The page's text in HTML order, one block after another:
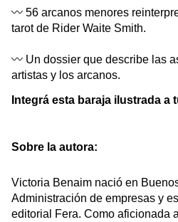
〰️ 56 arcanos menores
tarot de Rider Waite Smith.
〰️ Un dossier que describe las
artistas y los arcanos.
Integrá esta baraja ilustrada a
Sobre la autora:
Victoria Benaim nació en
Administración de empresas y
editorial Fera. Como aficionada